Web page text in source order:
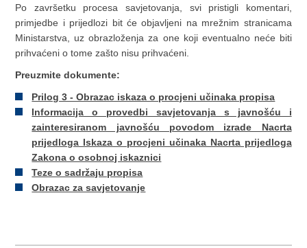
Po završetku procesa savjetovanja, svi pristigli komentari,
primjedbe i prijedlozi bit će objavljeni na mrežnim stranicama
Ministarstva, uz obrazloženja za one koji eventualno neće biti
prihvaćeni o tome zašto nisu prihvaćeni.
Preuzmite dokumente:
Prilog 3 - Obrazac iskaza o procjeni učinaka propisa
Informacija o provedbi savjetovanja s javnošću i
zainteresiranom javnošću povodom izrade Nacrta
prijedloga Iskaza o procjeni učinaka Nacrta prijedloga
Zakona o osobnoj iskaznici
Teze o sadržaju propisa
Obrazac za savjetovanje